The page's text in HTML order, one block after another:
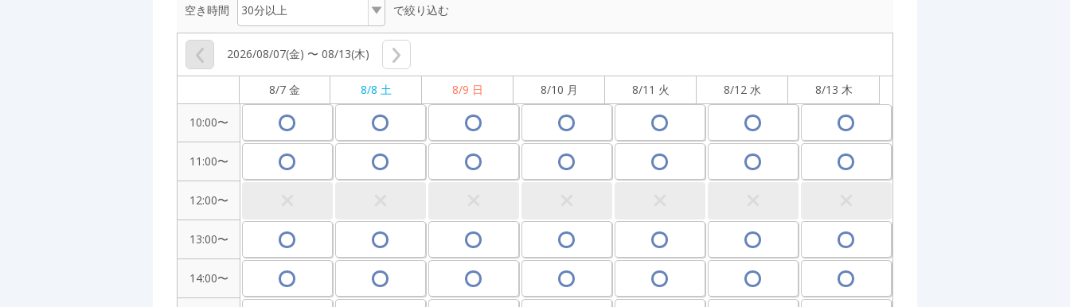
空き時間 で絞り込む
2026/08/07(金) 〜 08/13(木)
8/7 金 8/8 土 8/9 日 8/10 月 8/11 火 8/12 水 8/13 木
10:00〜
11:00〜
12:00〜
13:00〜
14:00〜